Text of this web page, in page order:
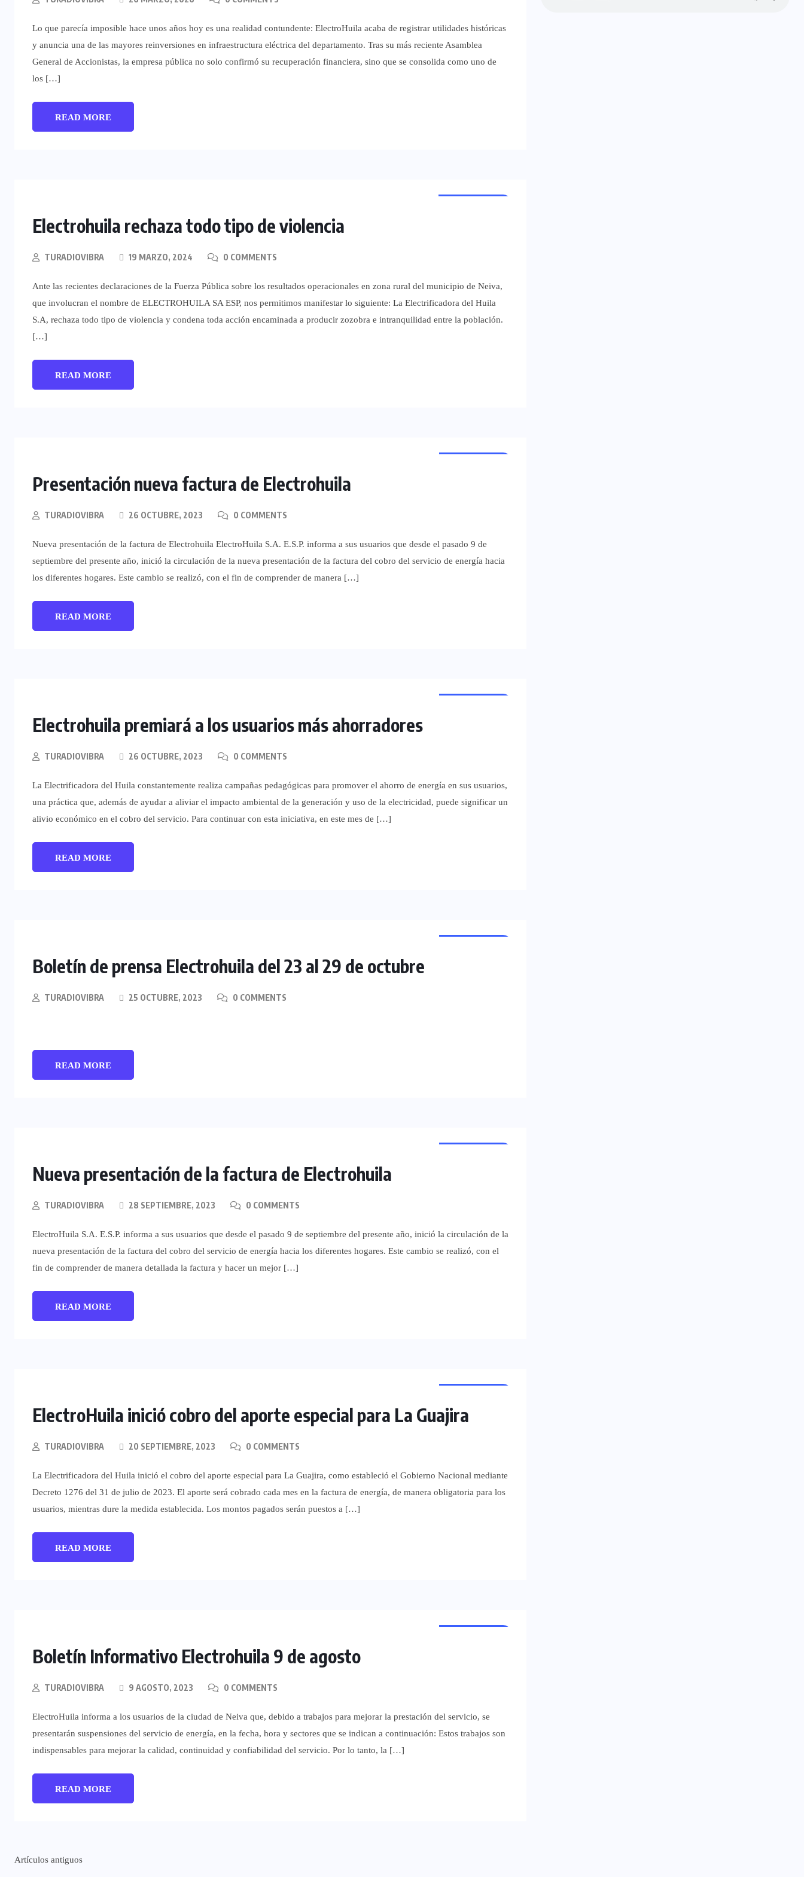
Lo que parecía imposible hace unos años hoy es una realidad contundente: ElectroHuila acaba de registrar utilidades históricas
y anuncia una de las mayores reinversiones en infraestructura eléctrica del departamento. Tras su más reciente Asamblea
General de Accionistas, la empresa pública no solo confirmó su recuperación financiera, sino que se consolida como uno de
los […]
READ MORE
Electrohuila rechaza todo tipo de violencia
TURADIOVIBRA 19 MARZO, 2024 0 COMMENTS
Ante las recientes declaraciones de la Fuerza Pública sobre los resultados operacionales en zona rural del municipio de Neiva,
que involucran el nombre de ELECTROHUILA SA ESP, nos permitimos manifestar lo siguiente: La Electrificadora del Huila
S.A, rechaza todo tipo de violencia y condena toda acción encaminada a producir zozobra e intranquilidad entre la población.
[…]
READ MORE
Presentación nueva factura de Electrohuila
TURADIOVIBRA 26 OCTUBRE, 2023 0 COMMENTS
Nueva presentación de la factura de Electrohuila ElectroHuila S.A. E.S.P. informa a sus usuarios que desde el pasado 9 de
septiembre del presente año, inició la circulación de la nueva presentación de la factura del cobro del servicio de energía hacia
los diferentes hogares. Este cambio se realizó, con el fin de comprender de manera […]
READ MORE
Electrohuila premiará a los usuarios más ahorradores
TURADIOVIBRA 26 OCTUBRE, 2023 0 COMMENTS
La Electrificadora del Huila constantemente realiza campañas pedagógicas para promover el ahorro de energía en sus usuarios,
una práctica que, además de ayudar a aliviar el impacto ambiental de la generación y uso de la electricidad, puede significar un
alivio económico en el cobro del servicio. Para continuar con esta iniciativa, en este mes de […]
READ MORE
Boletín de prensa Electrohuila del 23 al 29 de octubre
TURADIOVIBRA 25 OCTUBRE, 2023 0 COMMENTS
READ MORE
Nueva presentación de la factura de Electrohuila
TURADIOVIBRA 28 SEPTIEMBRE, 2023 0 COMMENTS
ElectroHuila S.A. E.S.P. informa a sus usuarios que desde el pasado 9 de septiembre del presente año, inició la circulación de la
nueva presentación de la factura del cobro del servicio de energía hacia los diferentes hogares. Este cambio se realizó, con el
fin de comprender de manera detallada la factura y hacer un mejor […]
READ MORE
ElectroHuila inició cobro del aporte especial para La Guajira
TURADIOVIBRA 20 SEPTIEMBRE, 2023 0 COMMENTS
La Electrificadora del Huila inició el cobro del aporte especial para La Guajira, como estableció el Gobierno Nacional mediante
Decreto 1276 del 31 de julio de 2023. El aporte será cobrado cada mes en la factura de energía, de manera obligatoria para los
usuarios, mientras dure la medida establecida. Los montos pagados serán puestos a […]
READ MORE
Boletín Informativo Electrohuila 9 de agosto
TURADIOVIBRA 9 AGOSTO, 2023 0 COMMENTS
ElectroHuila informa a los usuarios de la ciudad de Neiva que, debido a trabajos para mejorar la prestación del servicio, se
presentarán suspensiones del servicio de energía, en la fecha, hora y sectores que se indican a continuación: Estos trabajos son
indispensables para mejorar la calidad, continuidad y confiabilidad del servicio. Por lo tanto, la […]
READ MORE
Navegación
Artículos antiguos